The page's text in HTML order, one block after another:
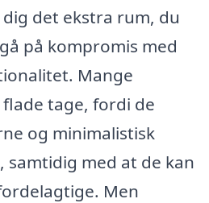
det ekstra rum, du
på kompromis med
Mange
tage, fordi de
og minimalistisk
med at de kan
Men